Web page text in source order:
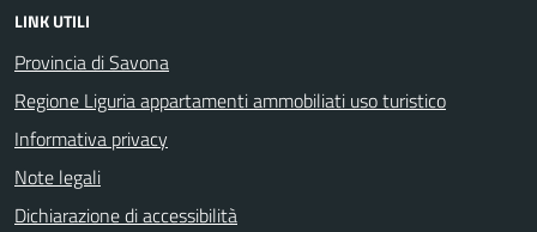
LINK UTILI
Provincia di Savona
Regione Liguria appartamenti ammobiliati uso turistico
Informativa privacy
Note legali
Dichiarazione di accessibilità